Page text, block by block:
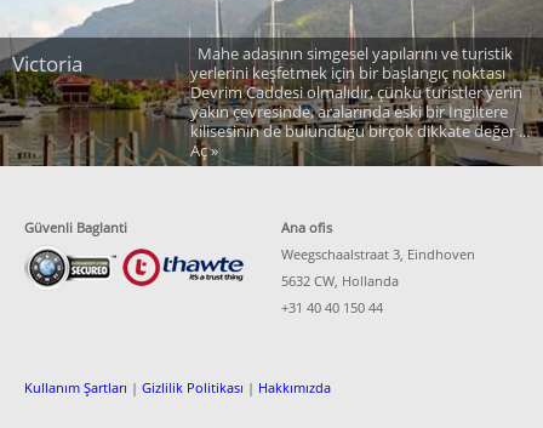
Victoria
Mahe adasının simgesel yapılarını ve turistik
yerlerini keşfetmek için bir başlangıç noktası
Devrim Caddesi olmalıdır, çünkü turistler yerin
yakın çevresinde, aralarında eski bir İngiltere
kilisesinin de bulunduğu birçok dikkate değer ...
Aç »
Güvenli Baglanti
Ana ofis
Weegschaalstraat 3, Eindhoven
5632 CW, Hollanda
+31 40 40 150 44
Kullanım Şartları | Gizlilik Politikası | Hakkımızda